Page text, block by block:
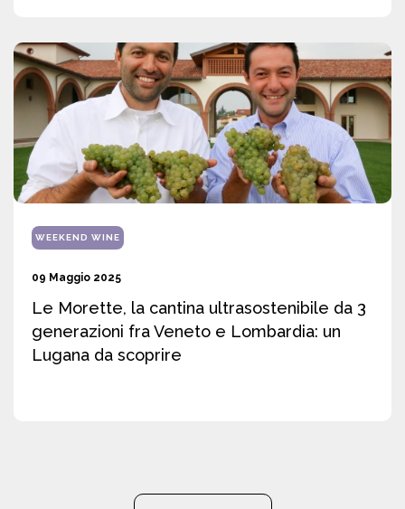
WEEKEND WINE
09 Maggio 2025
Le Morette, la cantina ultrasostenibile da 3
generazioni fra Veneto e Lombardia: un
Lugana da scoprire